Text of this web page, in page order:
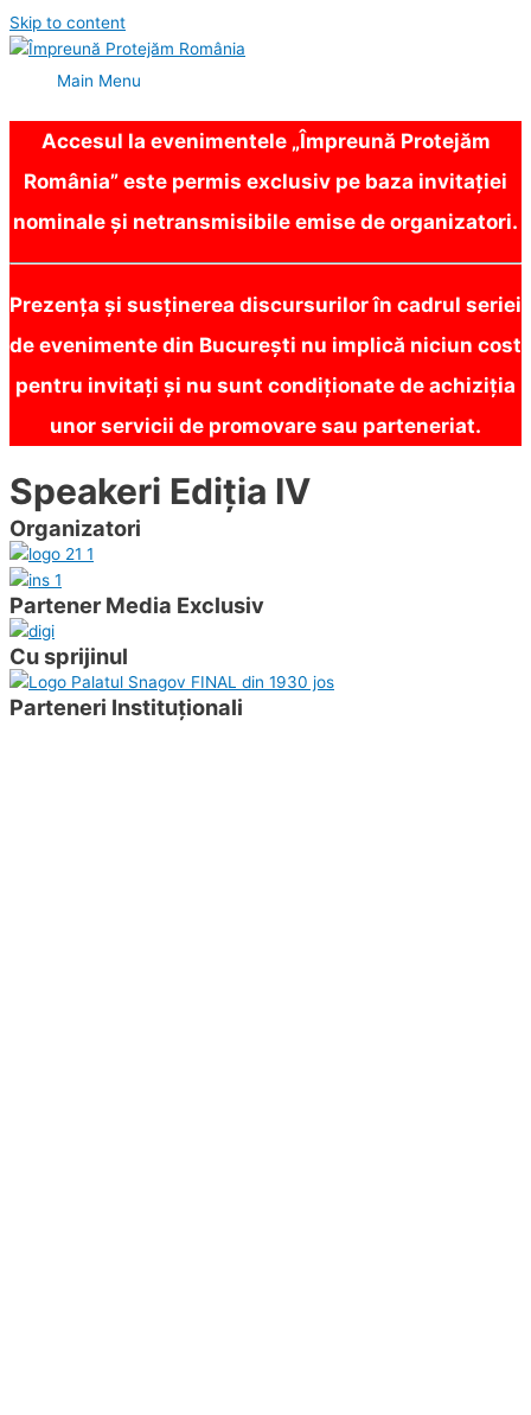
Skip to content
Main Menu
Accesul la evenimentele „Împreună Protejăm
România” este permis exclusiv pe baza invitației
nominale și netransmisibile emise de organizatori.
Prezența și susținerea discursurilor în cadrul seriei
de evenimente din București nu implică niciun cost
pentru invitați și nu sunt condiționate de achiziția
unor servicii de promovare sau parteneriat.
Speakeri Ediția IV
Organizatori
Partener Media Exclusiv
Cu sprijinul
Parteneri Instituționali